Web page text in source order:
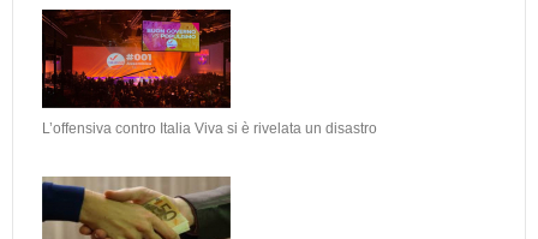
L’offensiva contro Italia Viva si è rivelata un disastro